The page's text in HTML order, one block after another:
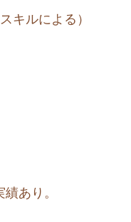
キルによる）
あり。